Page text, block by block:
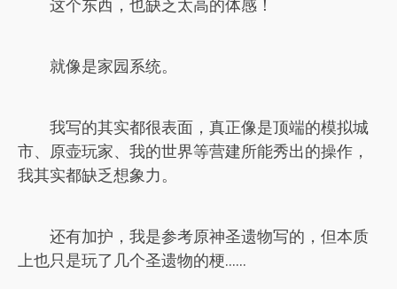
这个东西，也缺乏太高的体感！
就像是家园系统。
我写的其实都很表面，真正像是顶端的模拟城
市、原壶玩家、我的世界等营建所能秀出的操作，
我其实都缺乏想象力。
还有加护，我是参考原神圣遗物写的，但本质
上也只是玩了几个圣遗物的梗......